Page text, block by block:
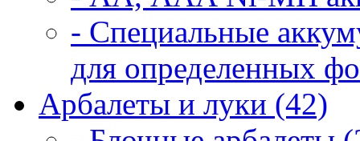
- Специальные
для определенных
Арбалеты и луки (42)